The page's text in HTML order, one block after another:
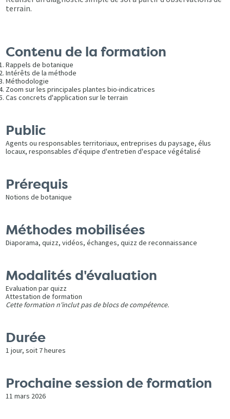
terrain.
Contenu de la formation
Rappels de botanique
Intérêts de la méthode
Méthodologie
Zoom sur les principales plantes bio-indicatrices
Cas concrets d'application sur le terrain
Public
Agents ou responsables territoriaux, entreprises du paysage, élus
locaux, responsables d'équipe d'entretien d'espace végétalisé
Prérequis
Notions de botanique
Méthodes mobilisées
Diaporama, quizz, vidéos, échanges, quizz de reconnaissance
Modalités d'évaluation
Evaluation par quizz
Attestation de formation
Cette formation n'inclut pas de blocs de compétence.
Durée
1 jour, soit 7 heures
Prochaine session de formation
11 mars 2026